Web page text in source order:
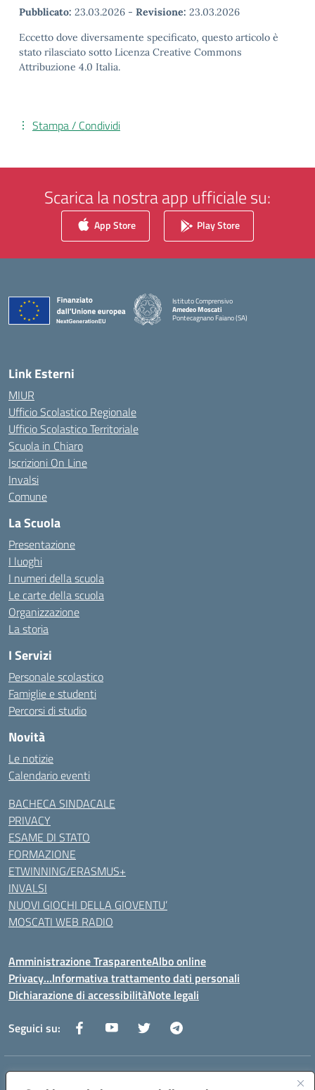
Pubblicato: 23.03.2026 - Revisione: 23.03.2026
Eccetto dove diversamente specificato, questo articolo è
stato rilasciato sotto Licenza Creative Commons
Attribuzione 4.0 Italia.
Stampa / Condividi
Scarica la nostra app ufficiale su:
App Store Play Store
Istituto Comprensivo
Amedeo Moscati
Pontecagnano Faiano (SA)
— Visita la pagina iniziale della scuola
Link Esterni
MIUR
Ufficio Scolastico Regionale
Ufficio Scolastico Territoriale
Scuola in Chiaro
Iscrizioni On Line
Invalsi
Comune
La Scuola
Presentazione
I luoghi
I numeri della scuola
Le carte della scuola
Organizzazione
La storia
I Servizi
Personale scolastico
Famiglie e studenti
Percorsi di studio
Novità
Le notizie
Calendario eventi
BACHECA SINDACALE
PRIVACY
ESAME DI STATO
FORMAZIONE
ETWINNING/ERASMUS+
INVALSI
NUOVI GIOCHI DELLA GIOVENTU’
MOSCATI WEB RADIO
Amministrazione TrasparenteAlbo online
Privacy…Informativa trattamento dati personali
Dichiarazione di accessibilitàNote legali
Seguici su:
Indirizzo: